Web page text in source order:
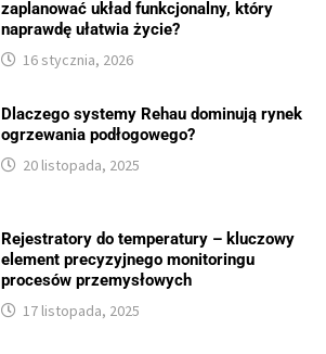
zaplanować układ funkcjonalny, który
naprawdę ułatwia życie?
16 stycznia, 2026
Dlaczego systemy Rehau dominują rynek
ogrzewania podłogowego?
20 listopada, 2025
Rejestratory do temperatury – kluczowy
element precyzyjnego monitoringu
procesów przemysłowych
17 listopada, 2025